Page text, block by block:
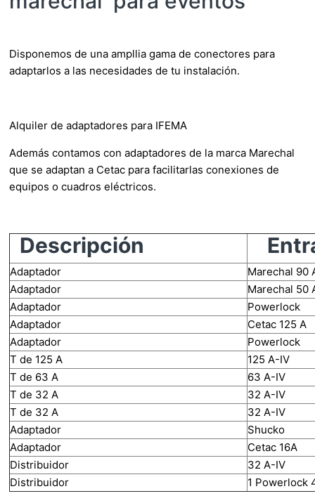
Disponemos de una ampllia gama de conectores para
adaptarlos a las necesidades de tu instalación.
Alquiler de adaptadores para IFEMA
Además contamos con adaptadores de la marca Marechal
que se adaptan a Cetac para facilitarlas conexiones de
equipos o cuadros eléctricos.
Descripción
Adaptador
Marechal 90
Adaptador
Marechal 50
Adaptador
Powerlock
Adaptador
Cetac 125 A
Adaptador
Powerlock
T de 125 A
125 A-IV
T de 63 A
63 A-IV
T de 32 A
32 A-IV
T de 32 A
32 A-IV
Adaptador
Shucko
Adaptador
Cetac 16A
Distribuidor
32 A-IV
Distribuidor
1 Powerlock